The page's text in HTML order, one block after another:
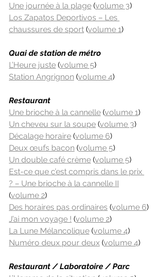
Une journée à la plage (volume 3)
Los Zapatos Deportivos – Les
chaussures de sport (volume 1)
Quai de station de métro
L’Heure juste (volume 5)
Station Angrignon (volume 4)
Restaurant
Une brioche à la cannelle (volume 1)
Un cheveu sur la soupe (volume 3)
Décalage horaire (volume 6)
Deux œufs bacon (volume 5)
Un double café crème (volume 5)
Est-ce que c’est compris dans le prix
? – Une brioche à la cannelle II
(volume 2)
Des horaires pas ordinaires (volume 6)
J’ai mon voyage ! (volume 2)
La Lune Mélancolique (volume 4)
Numéro deux pour deux (volume 4)
Restaurant / Laboratoire / Parc